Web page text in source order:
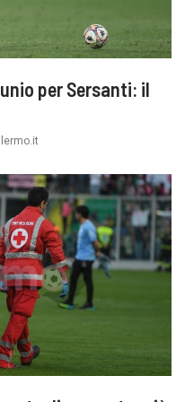
per Sersanti: il